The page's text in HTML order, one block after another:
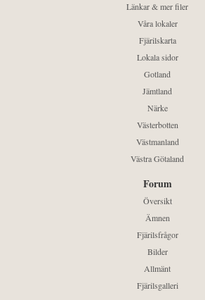
Länkar & mer filer
Våra lokaler
Fjärilskarta
Lokala sidor
Gotland
Jämtland
Närke
Västerbotten
Västmanland
Västra Götaland
Forum
Översikt
Ämnen
Fjärilsfrågor
Bilder
Allmänt
Fjärilsgalleri